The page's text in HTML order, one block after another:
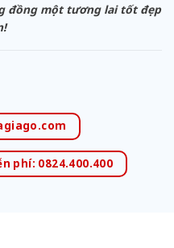
đồng một tương lai tốt đẹp
phí: 0824.400.400